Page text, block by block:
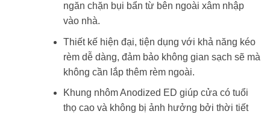
ngăn chặn bụi bẩn từ bên ngoài xâm nhập
vào nhà.
Thiết kế hiện đại, tiện dụng với khả năng kéo
rèm dễ dàng, đảm bảo không gian sạch sẽ mà
không cần lắp thêm rèm ngoài.
Khung nhôm Anodized ED giúp cửa có tuổi
thọ cao và không bị ảnh hưởng bởi thời tiết